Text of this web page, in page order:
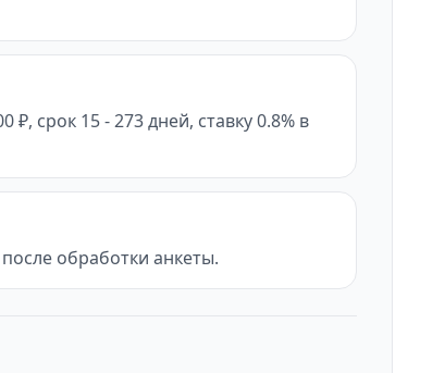
срок 15 - 273 дней, ставку 0.8% в
обработки анкеты.